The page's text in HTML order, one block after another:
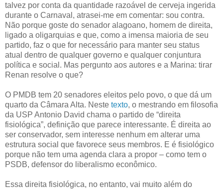
talvez por conta da quantidade razoável de cerveja ingerida
durante o Carnaval, atrasei-me em comentar: sou contra.
Não porque goste do senador alagoano, homem de direita,
ligado a oligarquias e que, como a imensa maioria de seu
partido, faz o que for necessário para manter seu status
atual dentro de qualquer governo e qualquer conjuntura
política e social. Mas pergunto aos autores e a Marina: tirar
Renan resolve o que?
O PMDB tem 20 senadores eleitos pelo povo, o que dá um
quarto da Câmara Alta. Neste texto, o mestrando em filosofia
da USP Antonio David chama o partido de “direita
fisiológica”, definição que parece interessante. É direita ao
ser conservador, sem interesse nenhum em alterar uma
estrutura social que favorece seus membros. E é fisiológico
porque não tem uma agenda clara a propor – como tem o
PSDB, defensor do liberalismo econômico.
Essa direita fisiológica, no entanto, vai muito além do